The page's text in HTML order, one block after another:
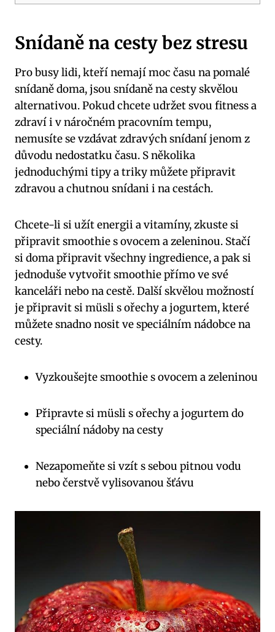
Snídaně na cesty bez stresu
Pro busy lidi, kteří nemají moc času na pomalé
snídaně doma, jsou snídaně na cesty skvělou
alternativou. Pokud chcete udržet svou fitness a
zdraví i v náročném pracovním tempu,
nemusíte se vzdávat zdravých snídaní jenom z
důvodu nedostatku času. S několika
jednoduchými tipy a triky můžete připravit
zdravou a chutnou snídani i na cestách.
Chcete-li si užít energii a vitamíny, zkuste si
připravit smoothie s ovocem a zeleninou. Stačí
si doma připravit všechny ingredience, a pak si
jednoduše vytvořit smoothie přímo ve své
kanceláři nebo na cestě. Další skvělou možností
je připravit si müsli s ořechy a jogurtem, které
můžete snadno nosit ve speciálním nádobce na
cesty.
Vyzkoušejte smoothie s ovocem a zeleninou
Připravte si müsli s ořechy a jogurtem do
speciální nádoby na cesty
Nezapomeňte si vzít s sebou pitnou vodu
nebo čerstvě vylisovanou šťávu